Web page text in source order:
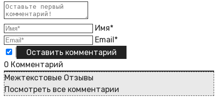
Имя*
Email*
0 Комментарий
Межтекстовые Отзывы
Посмотреть все комментарии